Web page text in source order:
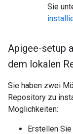
Sie
Apigee-setup
dem lokalen
Sie haben zwei
Repository zu
Möglichkeiten:
Erstellen